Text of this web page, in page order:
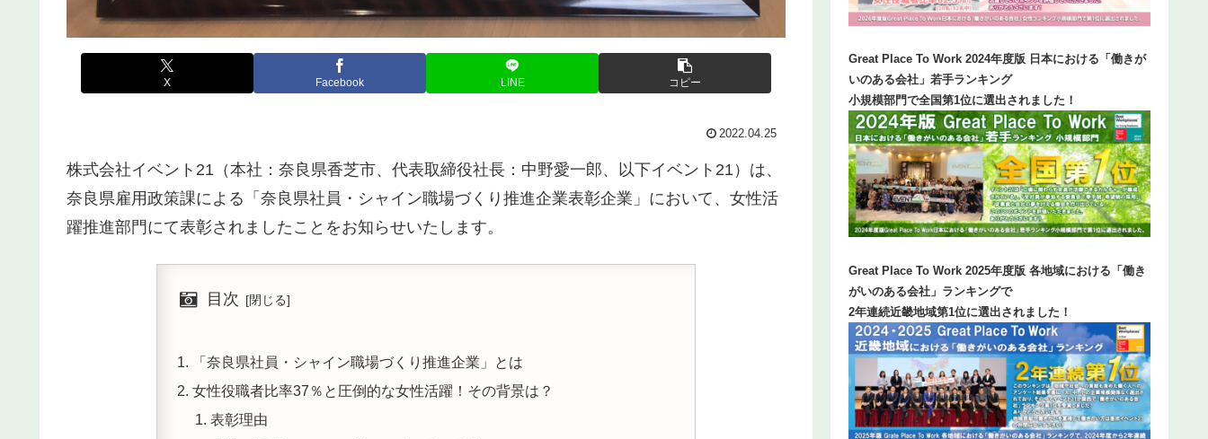
X Facebook LINE コピー
2022.04.25
株式会社イベント21（本社：奈良県香芝市、代表取締役社長：中野愛一郎、以下イベント21）は、
奈良県雇用政策課による「奈良県社員・シャイン職場づくり推進企業表彰企業」において、女性活
躍推進部門にて表彰されましたことをお知らせいたします。
目次
「奈良県社員・シャイン職場づくり推進企業」とは
女性役職者比率37％と圧倒的な女性活躍！その背景は？
表彰理由
Great Place To Work 2024年度版 日本における「働きが
いのある会社」若手ランキング
小規模部門で全国第1位に選出されました！
Great Place To Work 2025年度版 各地域における「働き
がいのある会社」ランキングで
2年連続近畿地域第1位に選出されました！